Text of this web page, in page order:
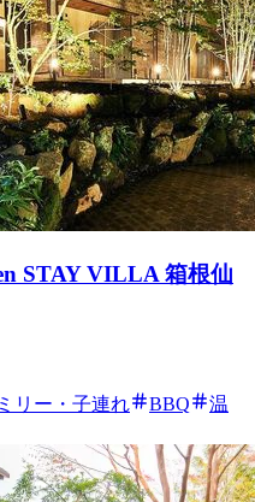
STAY VILLA 箱根仙
リー・子連れ BBQ
温